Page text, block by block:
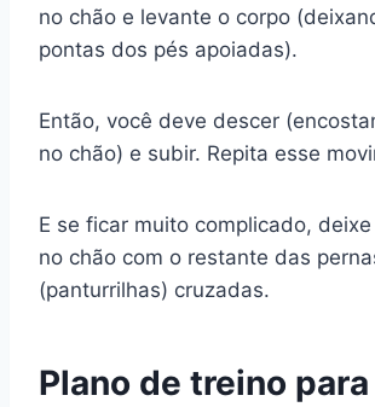
no chão e levante o corpo
pontas dos pés apoiadas).
Então, você deve descer
no chão) e subir. Repita esse
E se ficar muito complicado,
no chão com o restante das
(panturrilhas) cruzadas.
Plano de treino